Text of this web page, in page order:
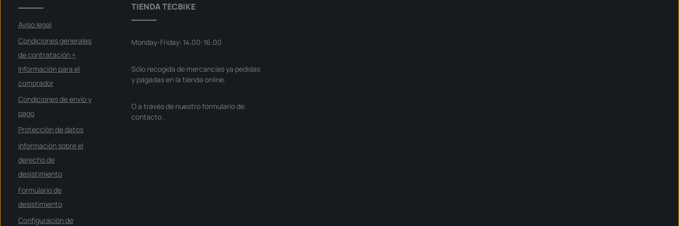
o
e
e
t
r
e
g
:
o
f
r
v
e
f
g
b
r
Aviso legal
Condiciones generales
de contratación +
Información para el
comprador
Condiciones de envío y
pago
Protección de datos
Información sobre el
derecho de
desistimiento
Formulario de
desistimiento
Configuración de
TIENDA TECBIKE
Monday-Friday: 14.00-16.00
Sólo recogida de mercancías ya pedidas
y pagadas en la tienda online.
O a través de nuestro formulario de
contacto .